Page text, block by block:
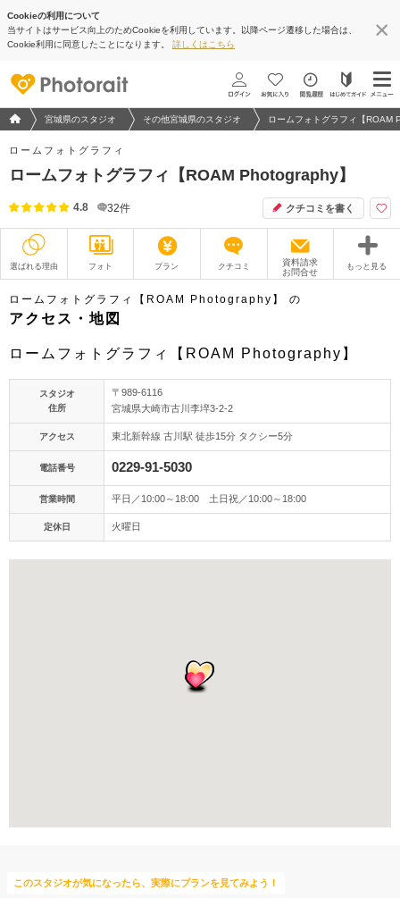
Cookieの利用について
当サイトはサービス向上のためCookieを利用しています。以降ページ遷移した場合は、
Cookie利用に同意したことになります。 詳しくはこちら
フォトウエディング/結婚写真のPhotorait ホーム
宮城県のスタジオ その他宮城県のスタジオ ロームフォトグラフィ【ROAM
ロームフォトグラフィ
ロームフォトグラフィ【ROAM Photography】
4.8 32件 クチコミを書く
選ばれる理由 フォト プラン クチコミ
資料請求
お問合せ
もっと見る
撮影レポート フォトグラファー
アクセス/TEL
こだわりポイント
ロームフォトグラフィ【ROAM Photography】 の
アクセス・地図
ロームフォトグラフィ【ROAM Photography】
スタジオ
住所
〒989-6116
宮城県大崎市古川李埣3-2-2
アクセス 東北新幹線 古川駅 徒歩15分 タクシー5分
電話番号 0229-91-5030
営業時間 平日／10:00～18:00 土日祝／10:00～18:00
定休日 火曜日
地図アプリで見る
このスタジオが気になったら、実際にプランを見てみよう！